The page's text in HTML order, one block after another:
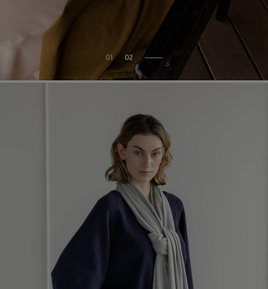
01 02